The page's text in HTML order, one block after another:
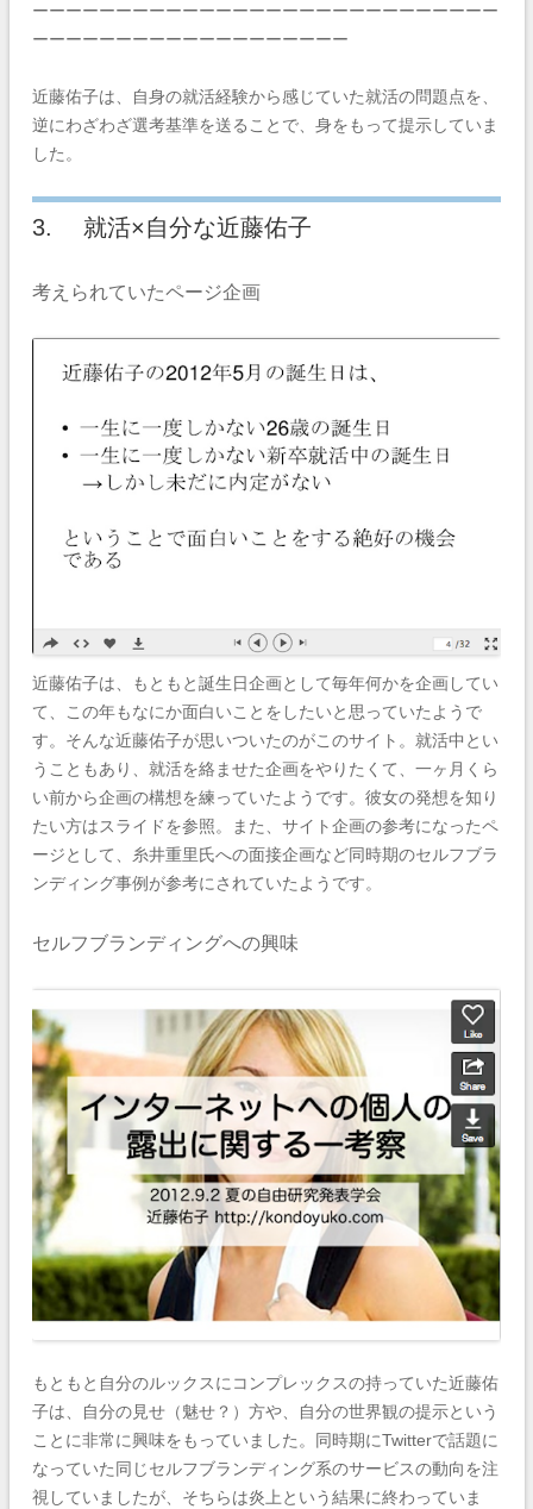
ーーーーーーーーーーーーーーーーーーーーーーーーーーーー
ーーーーーーーーーーーーーーーーーーー
近藤佑子は、自身の就活経験から感じていた就活の問題点を、
逆にわざわざ選考基準を送ることで、身をもって提示していま
した。
3. 就活×自分な近藤佑子
考えられていたページ企画
近藤佑子は、もともと誕生日企画として毎年何かを企画してい
て、この年もなにか面白いことをしたいと思っていたようで
す。そんな近藤佑子が思いついたのがこのサイト。就活中とい
うこともあり、就活を絡ませた企画をやりたくて、一ヶ月くら
い前から企画の構想を練っていたようです。彼女の発想を知り
たい方はスライドを参照。また、サイト企画の参考になったペ
ージとして、糸井重里氏への面接企画など同時期のセルフブラ
ンディング事例が参考にされていたようです。
セルフブランディングへの興味
もともと自分のルックスにコンプレックスの持っていた近藤佑
子は、自分の見せ（魅せ？）方や、自分の世界観の提示という
ことに非常に興味をもっていました。同時期にTwitterで話題に
なっていた同じセルフブランディング系のサービスの動向を注
視していましたが、そちらは炎上という結果に終わっていま